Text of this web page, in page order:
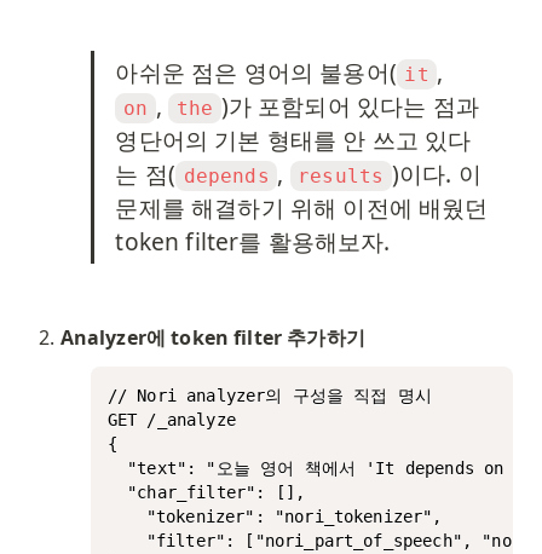
아쉬운 점은 영어의 불용어( it
on , the )가 포함되어 있다는 점과
영단어의 기본 형태를 안 쓰고 있다
는 점( depends , results )이다. 이
문제를 해결하기 위해 이전에 배웠던
token filter를 활용해보자.
Analyzer에 token filter 추가하기
// Nori analyzer의 구성을 직접 명시
GET /_analyze
{
"text": "오늘 영어 책에서 'It depends on
  "char_filter": [],